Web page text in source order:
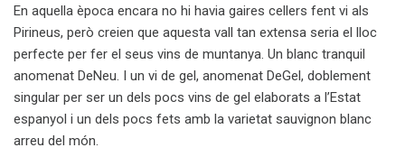
En aquella època encara no hi havia gaires cellers fent vi als
Pirineus, però creien que aquesta vall tan extensa seria el lloc
perfecte per fer el seus vins de muntanya. Un blanc tranquil
anomenat DeNeu. I un vi de gel, anomenat DeGel, doblement
singular per ser un dels pocs vins de gel elaborats a l’Estat
espanyol i un dels pocs fets amb la varietat sauvignon blanc
arreu del món.